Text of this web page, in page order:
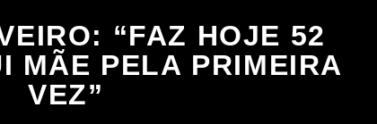
“FAZ HOJE 52
MÃE PELA PRIMEIRA
VEZ”